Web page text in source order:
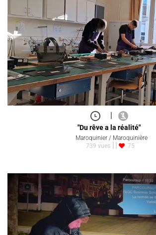
|
"Du rêve a la réalité"
Maroquinier / Maroquinière
739 vues
75